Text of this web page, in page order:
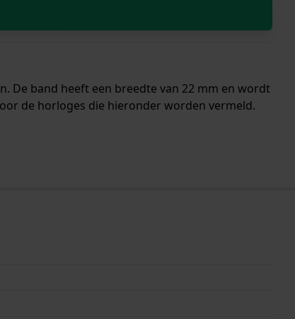
De band heeft een breedte van 22 mm en wordt
de horloges die hieronder worden vermeld.